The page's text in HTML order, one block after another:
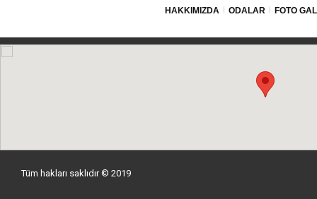
HAKKIMIZDA ODALAR FOTO
Tüm hakları saklıdır © 2019